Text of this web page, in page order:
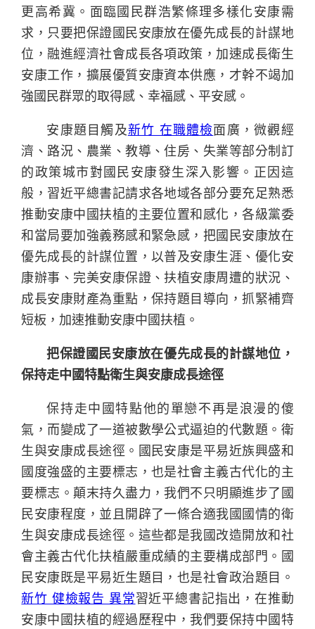
更高希冀。面臨國民群浩繁條理多樣化安康需
求，只要把保證國民安康放在優先成長的計謀地
位，融進經濟社會成長各項政策，加速成長衛生
安康工作，擴展優質安康資本供應，才幹不竭加
強國民群眾的取得感、幸福感、平安感。
安康題目觸及新竹 在職體檢面廣，微觀經
濟、路況、農業、教導、住房、失業等部分制訂
的政策城市對國民安康發生深入影響。正因這
般，習近平總書記請求各地域各部分要充足熟悉
推動安康中國扶植的主要位置和感化，各級黨委
和當局要加強義務感和緊急感，把國民安康放在
優先成長的計謀位置，以普及安康生涯、優化安
康辦事、完美安康保證、扶植安康周遭的狀況、
成長安康財產為重點，保持題目導向，抓緊補齊
短板，加速推動安康中國扶植。
把保證國民安康放在優先成長的計謀地位，
保持走中國特點衛生與安康成長途徑
保持走中國特點他的單戀不再是浪漫的傻
氣，而變成了一道被數學公式逼迫的代數題。衛
生與安康成長途徑。國民安康是平易近族興盛和
國度強盛的主要標志，也是社會主義古代化的主
要標志。顛末持久盡力，我們不只明顯進步了國
民安康程度，並且開辟了一條合適我國國情的衛
生與安康成長途徑。這些都是我國改造開放和社
會主義古代化扶植嚴重成績的主要構成部門。國
民安康既是平易近生題目，也是社會政治題目。
新竹 健檢報告 異常習近平總書記指出，在推動
安康中國扶植的經過歷程中，我們要保持中國特